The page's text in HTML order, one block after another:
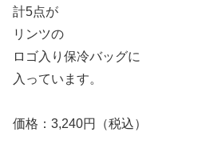
計5点が
リンツの
ロゴ入り保冷バッグに
入っています。
価格：3,240円（税込）